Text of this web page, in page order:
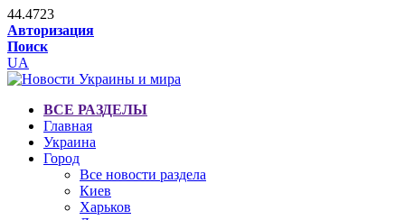
44.4723
Авторизация
Поиск
UA
ВСЕ РАЗДЕЛЫ
Главная
Украина
Город
Все новости раздела
Киев
Харьков